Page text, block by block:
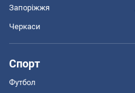
Запоріжжя
Черкаси
Спорт
Футбол